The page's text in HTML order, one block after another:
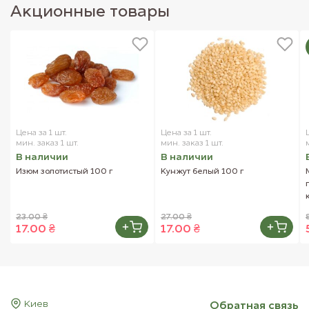
Акционные товары
Цена за 1 шт.
мин. заказ 1 шт.
В наличии
Изюм золотистый 100 г
23.00 ₴
17.00 ₴
Цена за 1 шт.
мин. заказ 1 шт.
В наличии
Кунжут белый 100 г
27.00 ₴
17.00 ₴
Киев Обратная связь